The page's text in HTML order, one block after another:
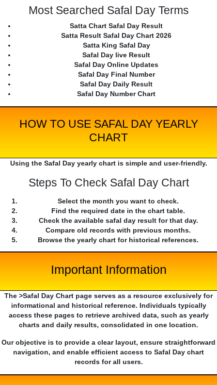
Most Searched Safal Day Terms
Satta Chart Safal Day Result
Satta Result Safal Day Chart 2026
Satta King Safal Day
Safal Day live Result
Safal Day Online Updates
Safal Day Final Number
Safal Day Daily Result
Safal Day Number Chart
HOW TO USE SAFAL DAY YEARLY
CHART
Using the Safal Day yearly chart is simple and user-friendly.
Steps To Check Safal Day Chart
Select the month you want to check.
Find the required date in the chart table.
Check the available safal day result for that day.
Compare old records with previous months.
Browse the yearly chart for historical references.
Important Information
The >Safal Day Chart page serves as a resource exclusively for
informational and historical reference. Individuals typically
access these pages to retrieve archived data, such as yearly
charts and daily results, consolidated in one location.
Our objective is to provide a clear layout, ensure straightforward
navigation, and enable efficient access to Safal Day chart
records for all users.